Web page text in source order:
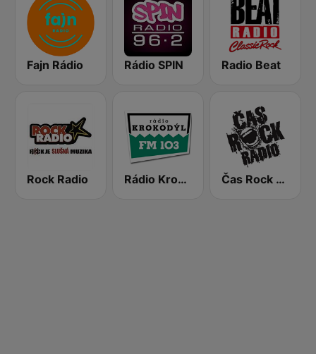
Fajn Rádio Rádio SPIN Radio Beat
Rock Radio Rádio Krokodýl FM Čas Rock Radio